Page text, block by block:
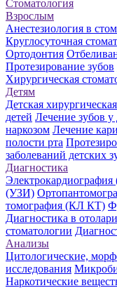
Стоматология
Взрослым
Анестезиология в
Круглосуточная
Ортодонтия
Протезирование зубов
Хирургическая
Детям
Детская
детей Лечение зубов у
наркозом Лечение
полости рта
заболеваний детских
Диагностика
(УЗИ)
томография (КЛ КТ)
Диагностика в
стоматологии
Анализы
Цитологические,
исследования
Наркотические